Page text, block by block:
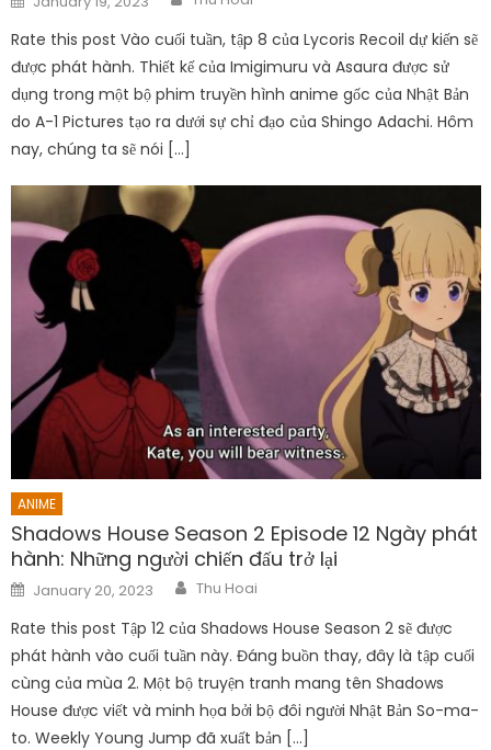
on
Rate this post Vào cuối tuần, tập 8 của Lycoris Recoil dự kiến ​​sẽ
được phát hành. Thiết kế của Imigimuru và Asaura được sử
dụng trong một bộ phim truyền hình anime gốc của Nhật Bản
do A-1 Pictures tạo ra dưới sự chỉ đạo của Shingo Adachi. Hôm
nay, chúng ta sẽ nói […]
ANIME
Shadows House Season 2 Episode 12 Ngày phát
hành: Những người chiến đấu trở lại
Posted
on
January 20, 2023 Author
Thu Hoai
Rate this post Tập 12 của Shadows House Season 2 sẽ được
phát hành vào cuối tuần này. Đáng buồn thay, đây là tập cuối
cùng của mùa 2. Một bộ truyện tranh mang tên Shadows
House được viết và minh họa bởi bộ đôi người Nhật Bản So-ma-
to. Weekly Young Jump đã xuất bản […]